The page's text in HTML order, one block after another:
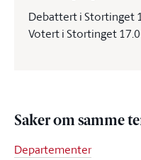
Debattert i Stortinget
Votert i Stortinget
Saker om samme
Departementer